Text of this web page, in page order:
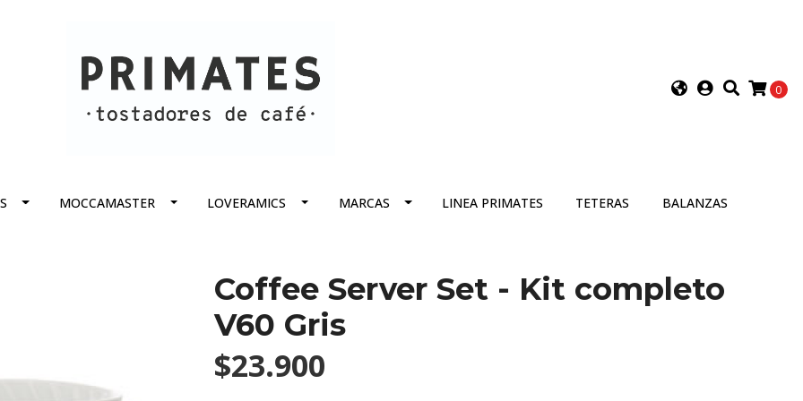
0
MOCCAMASTER LOVERAMICS MARCAS LINEA PRIMATES TETERAS BALANZAS
Coffee Server Set - Kit completo
V60 Gris
$23.900